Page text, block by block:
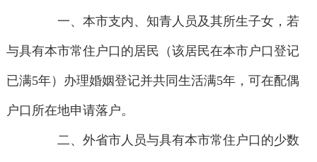
一、本市支内、知青人员及其所生子女，若
与具有本市常住户口的居民（该居民在本市户口登记
已满5年）办理婚姻登记并共同生活满5年，可在配偶
户口所在地申请落户。
二、外省市人员与具有本市常住户口的少数